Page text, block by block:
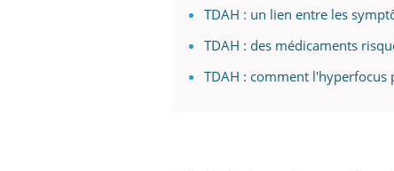
TDAH : un lien entre les
TDAH : des médicaments
TDAH : comment l'hyperfocus